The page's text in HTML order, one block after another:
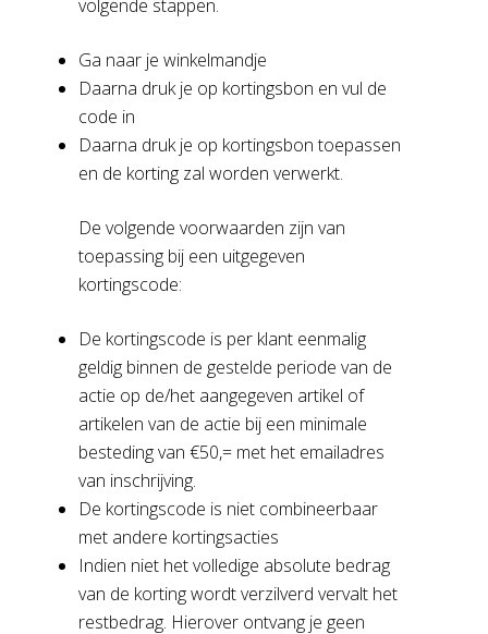
volgende stappen.
Ga naar je winkelmandje
Daarna druk je op kortingsbon en vul de
code in
Daarna druk je op kortingsbon toepassen
en de korting zal worden verwerkt.
De volgende voorwaarden zijn van
toepassing bij een uitgegeven
kortingscode:
De kortingscode is per klant eenmalig
geldig binnen de gestelde periode van de
actie op de/het aangegeven artikel of
artikelen van de actie bij een minimale
besteding van €50,= met het emailadres
van inschrijving.
De kortingscode is niet combineerbaar
met andere kortingsacties
Indien niet het volledige absolute bedrag
van de korting wordt verzilverd vervalt het
restbedrag. Hierover ontvang je geen